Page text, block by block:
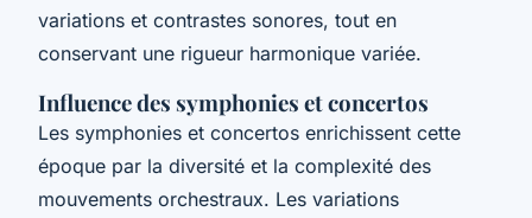
variations et contrastes sonores, tout en
conservant une rigueur harmonique variée.
Influence des symphonies et concertos
Les symphonies et concertos enrichissent cette
époque par la diversité et la complexité des
mouvements orchestraux. Les variations